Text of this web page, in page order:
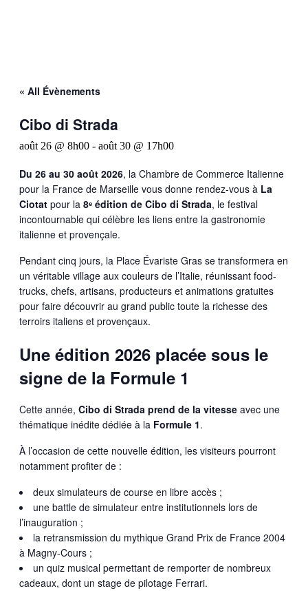
« All Évènements
Cibo di Strada
août 26 @ 8h00 - août 30 @ 17h00
Du 26 au 30 août 2026, la Chambre de Commerce Italienne
pour la France de Marseille vous donne rendez-vous à La
Ciotat pour la 8ᵉ édition de Cibo di Strada, le festival
incontournable qui célèbre les liens entre la gastronomie
italienne et provençale.
Pendant cinq jours, la Place Évariste Gras se transformera en
un véritable village aux couleurs de l’Italie, réunissant food-
trucks, chefs, artisans, producteurs et animations gratuites
pour faire découvrir au grand public toute la richesse des
terroirs italiens et provençaux.
Une édition 2026 placée sous le
signe de la Formule 1
Cette année, Cibo di Strada prend de la vitesse avec une
thématique inédite dédiée à la Formule 1.
À l’occasion de cette nouvelle édition, les visiteurs pourront
notamment profiter de :
deux simulateurs de course en libre accès ;
une battle de simulateur entre institutionnels lors de
l’inauguration ;
la retransmission du mythique Grand Prix de France 2004
à Magny-Cours ;
un quiz musical permettant de remporter de nombreux
cadeaux, dont un stage de pilotage Ferrari.